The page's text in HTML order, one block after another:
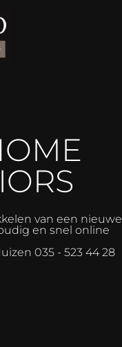
van een nieuwe
en snel online
035 - 523 44 28